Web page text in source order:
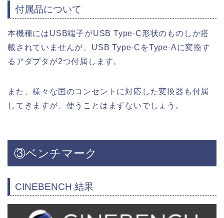
付属品について
本機種にはUSB端子がUSB Type-C形状のものしか搭
載されていませんが、USB Type-CをType-Aに変換す
るアダプタが2つ付属します。
また、様々な国のコンセントに対応した変換器も付属
してきますが、使うことはまずないでしょう。
③ベンチマーク
CINEBENCH 結果